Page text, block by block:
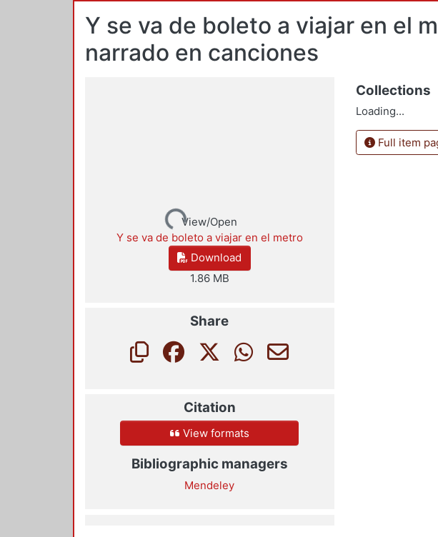
Y se va de boleto a viajar en el
narrado en canciones
Loading...View/Open
Y se va de boleto a viajar en el metro
Download
1.86 MB
Share
Citation
View formats
Bibliographic managers
Mendeley
Collections
Loading...
Full item